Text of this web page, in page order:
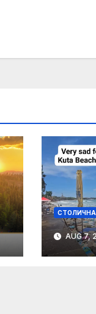
AUG 7,